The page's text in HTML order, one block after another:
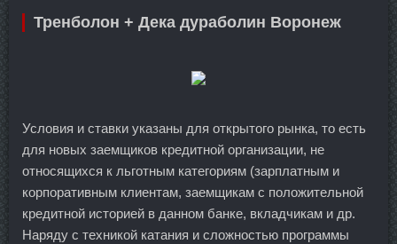
Тренболон + Дека дураболин Воронеж
Условия и ставки указаны для открытого рынка, то есть
для новых заемщиков кредитной организации, не
относящихся к льготным категориям (зарплатным и
корпоративным клиентам, заемщикам с положительной
кредитной историей в данном банке, вкладчикам и др.
Наряду с техникой катания и сложностью программы